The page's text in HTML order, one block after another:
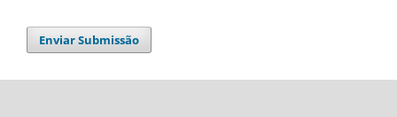
Enviar Submissão